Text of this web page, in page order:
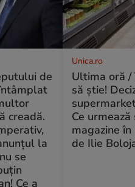
de
creadă.
la
se
Ce a
Unica.ro
Ultima oră /
să știe!
Ce
magazine
de Ilie